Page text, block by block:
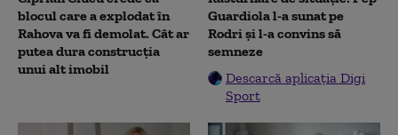
blocul care a explodat în
Rahova va fi demolat. Cât ar
putea dura construcția
unui alt imobil
Guardiola l-a sunat pe
Rodri și l-a convins să
semneze
Descarcă aplicația Digi
Sport